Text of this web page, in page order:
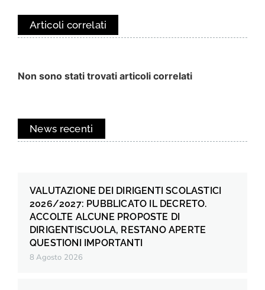
Articoli correlati
Non sono stati trovati articoli correlati
News recenti
VALUTAZIONE DEI DIRIGENTI SCOLASTICI
2026/2027: PUBBLICATO IL DECRETO.
ACCOLTE ALCUNE PROPOSTE DI
DIRIGENTISCUOLA, RESTANO APERTE
QUESTIONI IMPORTANTI
8 Agosto 2026